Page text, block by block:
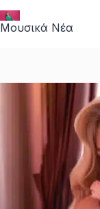
στο
περιεχόμενο
Μουσικά Νέα